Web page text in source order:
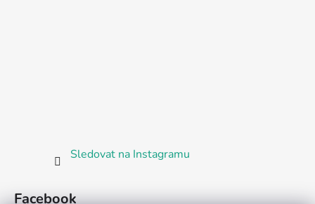
Sledovat na Instagramu
Facebook